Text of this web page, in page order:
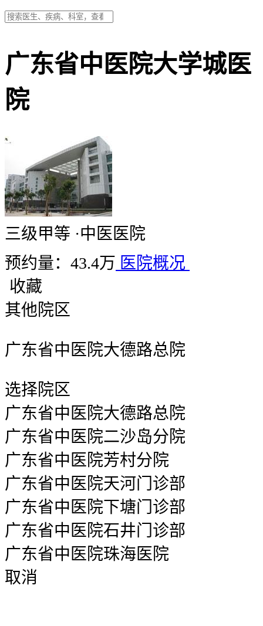
广东省中医院大学城医
院
三级甲等 ·中医医院
预约量：43.4万 医院概况
收藏
其他院区
广东省中医院大德路总院
选择院区
广东省中医院大德路总院
广东省中医院二沙岛分院
广东省中医院芳村分院
广东省中医院天河门诊部
广东省中医院下塘门诊部
广东省中医院石井门诊部
广东省中医院珠海医院
取消